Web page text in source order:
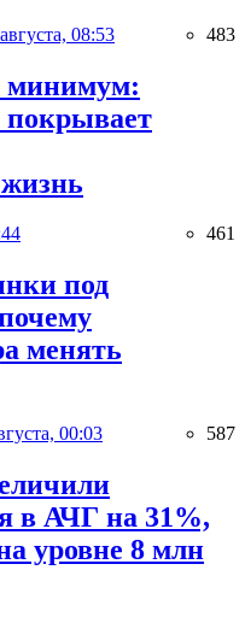
08:53 483
минимум:
покрывает
461
под
менять
00:03 587
в АЧГ на 31%,
уровне 8 млн